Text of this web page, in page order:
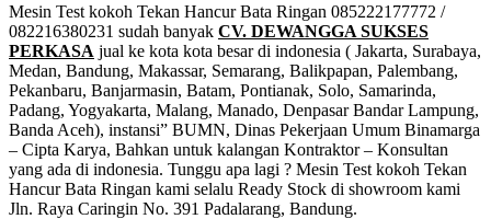
Mesin Test kokoh Tekan Hancur Bata Ringan 085222177772 /
082216380231 sudah banyak CV. DEWANGGA SUKSES
PERKASA jual ke kota kota besar di indonesia ( Jakarta, Surabaya,
Medan, Bandung, Makassar, Semarang, Balikpapan, Palembang,
Pekanbaru, Banjarmasin, Batam, Pontianak, Solo, Samarinda,
Padang, Yogyakarta, Malang, Manado, Denpasar Bandar Lampung,
Banda Aceh), instansi” BUMN, Dinas Pekerjaan Umum Binamarga
– Cipta Karya, Bahkan untuk kalangan Kontraktor – Konsultan
yang ada di indonesia. Tunggu apa lagi ? Mesin Test kokoh Tekan
Hancur Bata Ringan kami selalu Ready Stock di showroom kami
Jln. Raya Caringin No. 391 Padalarang, Bandung.